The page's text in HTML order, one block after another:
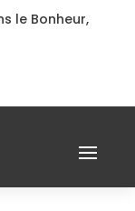
le Bonheur,